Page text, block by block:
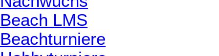
Beach LMS
Beachturniere